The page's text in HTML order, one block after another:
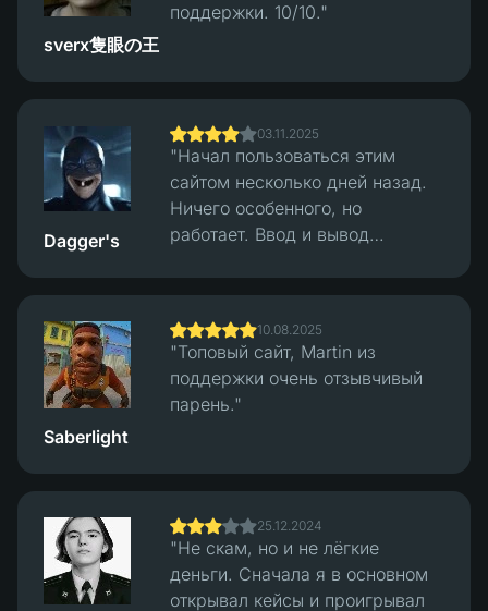
sverx隻眼の王
поддержки. 10/10."
Dagger's
03.11.2025
"Начал пользоваться этим
сайтом несколько дней назад.
Ничего особенного, но
работает. Ввод и вывод
вариантов оплаты. Поддержка
отвечала быстро, выводы были
быстрыми."
Saberlight
10.08.2025
"Топовый сайт, Martin из
поддержки очень отзывчивый
парень."
25.12.2024
"Не скам, но и не лёгкие
деньги. Сначала я в основном
открывал кейсы и проигрывал